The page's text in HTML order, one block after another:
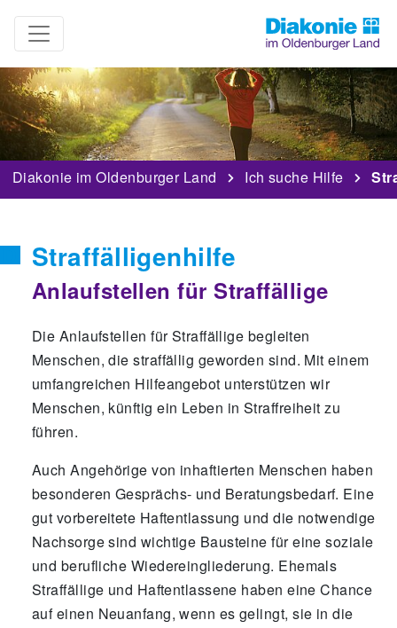
Diakonie im Oldenburger Land Ich suche Hilfe
Straffälligenhilfe
Anlaufstellen für Straffällige
Die Anlaufstellen für Straffällige begleiten
Menschen, die straffällig geworden sind. Mit einem
umfangreichen Hilfeangebot unterstützen wir
Menschen, künftig ein Leben in Straffreiheit zu
führen.
Auch Angehörige von inhaftierten Menschen haben
besonderen Gesprächs- und Beratungsbedarf. Eine
gut vorbereitete Haftentlassung und die notwendige
Nachsorge sind wichtige Bausteine für eine soziale
und berufliche Wiedereingliederung. Ehemals
Straffällige und Haftentlassene haben eine Chance
auf einen Neuanfang, wenn es gelingt, sie in die